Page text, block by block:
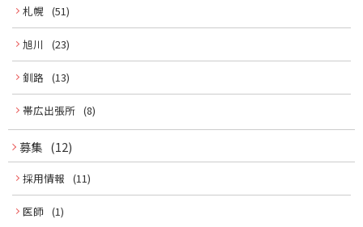
札幌 (51)
旭川 (23)
釧路 (13)
帯広出張所 (8)
募集 (12)
採用情報 (11)
医師 (1)